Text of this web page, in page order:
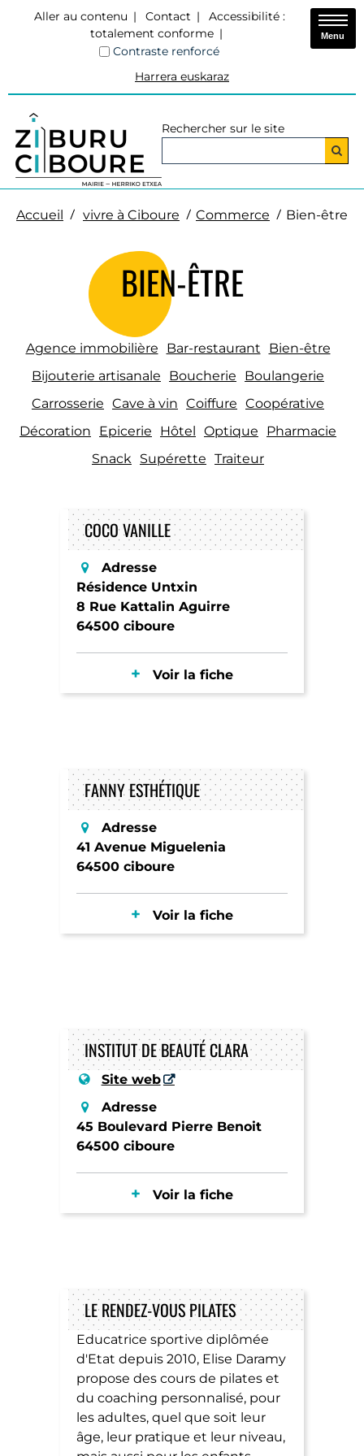
Aller au contenu Contact
Accessibilité :
totalement conforme
Contraste renforcé
Harrera euskaraz
Rechercher sur le site
Menu
Accueil vivre à Ciboure Commerce Bien-être
BIEN-ÊTRE
Agence immobilière Bar-restaurant
Bien-être
Bijouterie artisanale
Boucherie
Boulangerie
Carrosserie Cave à vin Coiffure Coopérative
Décoration
Epicerie Hôtel Optique
Pharmacie
Snack
Supérette Traiteur
COCO VANILLE
Adresse
Résidence Untxin
8 Rue Kattalin Aguirre
64500 ciboure
Voir la fiche
FANNY ESTHÉTIQUE
Adresse
41 Avenue Miguelenia
64500 ciboure
Voir la fiche
INSTITUT DE BEAUTÉ CLARA
Site web
Adresse
45 Boulevard Pierre Benoit
64500 ciboure
Voir la fiche
LE RENDEZ-VOUS PILATES
Educatrice sportive diplômée
d'Etat depuis 2010, Elise Daramy
propose des cours de pilates et
du coaching personnalisé, pour
les adultes, quel que soit leur
âge, leur pratique et leur niveau,